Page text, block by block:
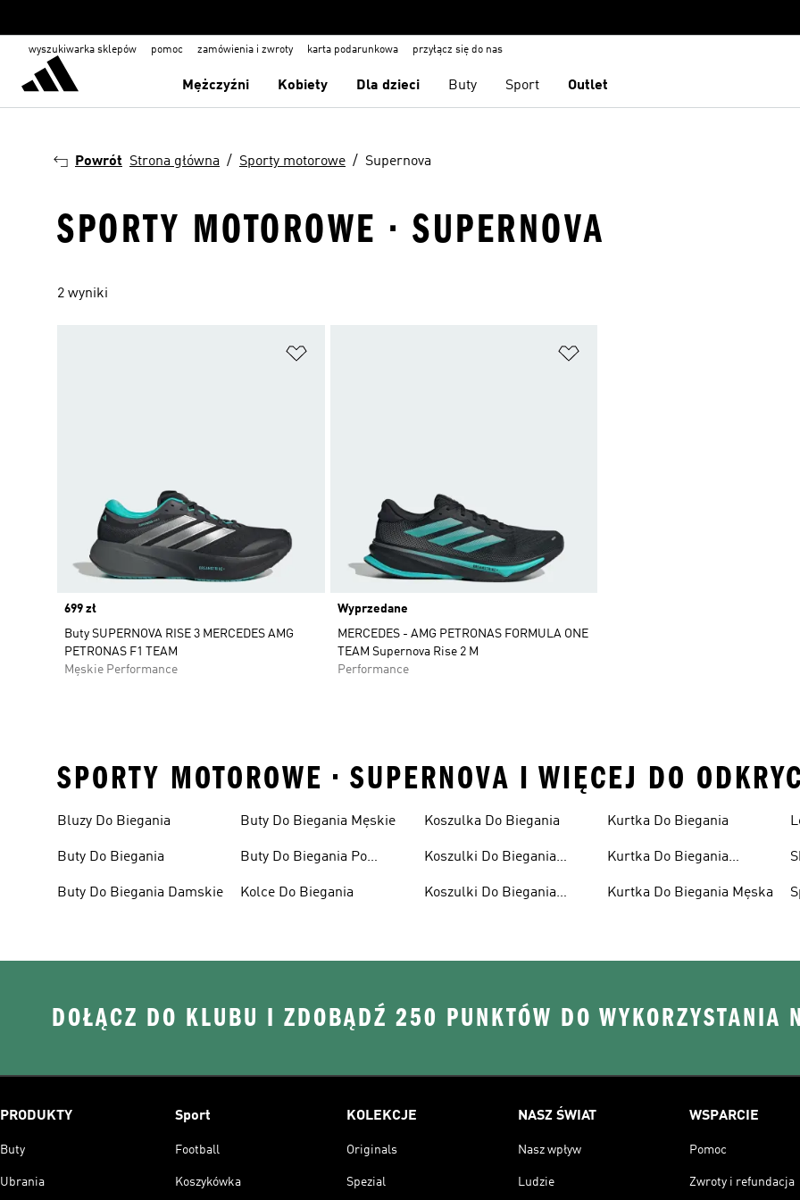
wyszukiwarka sklepów pomoc zamówienia i zwroty karta podarunkowa przyłącz się do nas
Mężczyźni Kobiety Dla dzieci Buty Sport Outlet
Powrót Strona główna Sporty motorowe Supernova
SPORTY MOTOROWE · SUPERNOVA
2 wyniki
Price
699 zł
Buty SUPERNOVA RISE 3 MERCEDES AMG
PETRONAS F1 TEAM
Męskie Performance
Wyprzedane
MERCEDES - AMG PETRONAS FORMULA ONE
TEAM Supernova Rise 2 M
Performance
SPORTY MOTOROWE • SUPERNOVA I WIĘCEJ DO
Bluzy Do Biegania
Buty Do Biegania
Buty Do Biegania Damskie
Buty Do Biegania Męskie
Buty Do Biegania Po
Kolce Do Biegania
Koszulka Do Biegania
Koszulki Do Biegania
Koszulki Do Biegania
Kurtka Do Biegania
Kurtka Do Biegania
Kurtka Do Biegania Męska
DOŁĄCZ DO KLUBU I ZDOBĄDŹ 250 PUNKTÓW DO WYKORZYSTANIA
PRODUKTY
Buty
Ubrania
Sport
Football
Koszykówka
KOLEKCJE
Originals
Spezial
NASZ ŚWIAT
Nasz wpływ
Ludzie
WSPARCIE
Pomoc
Zwroty i refundacja